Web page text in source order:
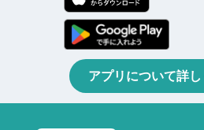
アプリについて詳